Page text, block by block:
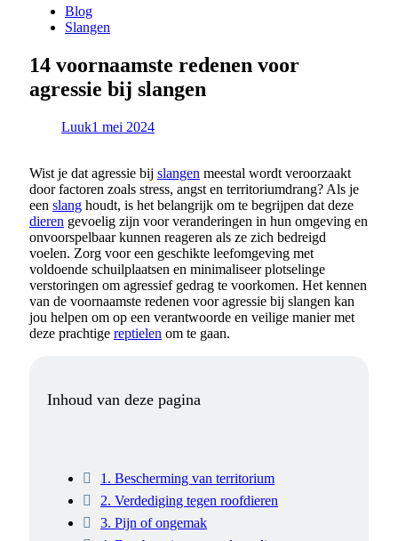
Blog
Slangen
14 voornaamste redenen voor
agressie bij slangen
Luuk1 mei 2024
Wist je dat agressie bij slangen meestal wordt veroorzaakt
door factoren zoals stress, angst en territoriumdrang? Als je
een slang houdt, is het belangrijk om te begrijpen dat deze
dieren gevoelig zijn voor veranderingen in hun omgeving en
onvoorspelbaar kunnen reageren als ze zich bedreigd
voelen. Zorg voor een geschikte leefomgeving met
voldoende schuilplaatsen en minimaliseer plotselinge
verstoringen om agressief gedrag te voorkomen. Het kennen
van de voornaamste redenen voor agressie bij slangen kan
jou helpen om op een verantwoorde en veilige manier met
deze prachtige reptielen om te gaan.
Inhoud van deze pagina
1. Bescherming van territorium
2. Verdediging tegen roofdieren
3. Pijn of ongemak